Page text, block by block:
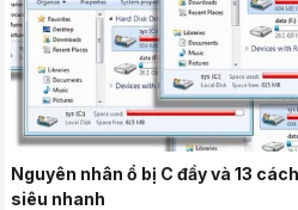
Nguyên nhân ổ bị C đầy và 13
siêu nhanh